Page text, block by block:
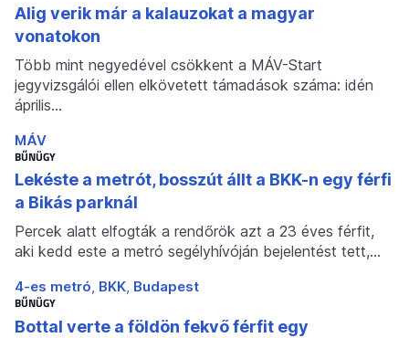
Alig verik már a kalauzokat a magyar
vonatokon
Több mint negyedével csökkent a MÁV-Start
jegyvizsgálói ellen elkövetett támadások száma: idén
április…
MÁV
BŰNÜGY
Lekéste a metrót, bosszút állt a BKK-n egy férfi
a Bikás parknál
Percek alatt elfogták a rendőrök azt a 23 éves férfit,
aki kedd este a metró segélyhívóján bejelentést tett,…
4-es metró BKK Budapest
BŰNÜGY
Bottal verte a földön fekvő férfit egy